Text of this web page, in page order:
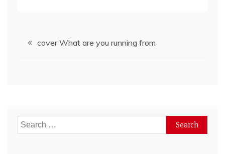
Postcover What are you running from
Search
for: